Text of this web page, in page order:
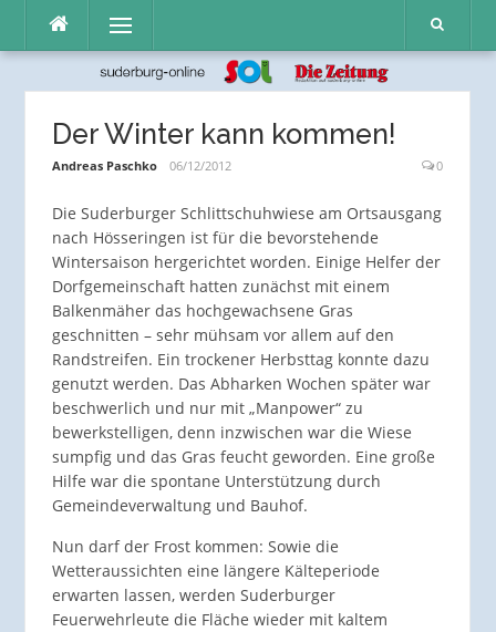
Inhalt
Menü
Der Winter kann kommen!
Andreas Paschko 06/12/2012 0
Die Suderburger Schlittschuhwiese am Ortsausgang
nach Hösseringen ist für die bevorstehende
Wintersaison hergerichtet worden. Einige Helfer der
Dorfgemeinschaft hatten zunächst mit einem
Balkenmäher das hochgewachsene Gras
geschnitten – sehr mühsam vor allem auf den
Randstreifen. Ein trockener Herbsttag konnte dazu
genutzt werden. Das Abharken Wochen später war
beschwerlich und nur mit „Manpower“ zu
bewerkstelligen, denn inzwischen war die Wiese
sumpfig und das Gras feucht geworden. Eine große
Hilfe war die spontane Unterstützung durch
Gemeindeverwaltung und Bauhof.
Nun darf der Frost kommen: Sowie die
Wetteraussichten eine längere Kälteperiode
erwarten lassen, werden Suderburger
Feuerwehrleute die Fläche wieder mit kaltem